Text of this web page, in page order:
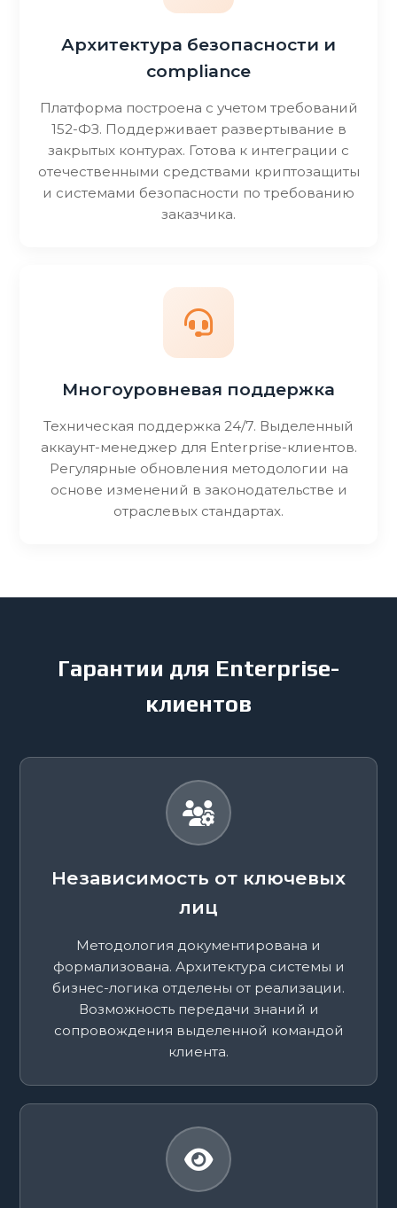
Архитектура безопасности и
compliance
Платформа построена с учетом требований
152-ФЗ. Поддерживает развертывание в
закрытых контурах. Готова к интеграции с
отечественными средствами криптозащиты
и системами безопасности по требованию
заказчика.
Многоуровневая поддержка
Техническая поддержка 24/7. Выделенный
аккаунт-менеджер для Enterprise-клиентов.
Регулярные обновления методологии на
основе изменений в законодательстве и
отраслевых стандартах.
Гарантии для Enterprise-
клиентов
Независимость от ключевых
лиц
Методология документирована и
формализована. Архитектура системы и
бизнес-логика отделены от реализации.
Возможность передачи знаний и
сопровождения выделенной командой
клиента.